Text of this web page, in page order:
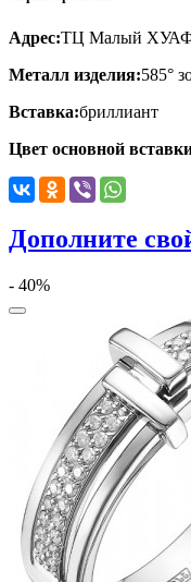
Адрес:ТЦ Малый
Металл изделия:585°
Вставка:бриллиант
Цвет основной
Дополните
- 40%